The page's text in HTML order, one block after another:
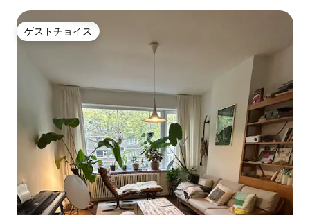
ゲストチョイス
ゲストチョイス